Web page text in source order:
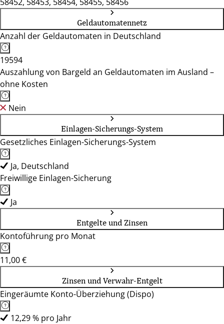
Geldautomatennetz
Anzahl der Geldautomaten in Deutschland
19594
Auszahlung von Bargeld an Geldautomaten im Ausland –
ohne Kosten
Nein
Einlagen-Sicherungs-System
Gesetzliches Einlagen-Sicherungs-System
Ja, Deutschland
Freiwillige Einlagen-Sicherung
Ja
Entgelte und Zinsen
Kontoführung pro Monat
11,00 €
Zinsen und Verwahr-Entgelt
Eingeräumte Konto-Überziehung (Dispo)
12,29 % pro Jahr